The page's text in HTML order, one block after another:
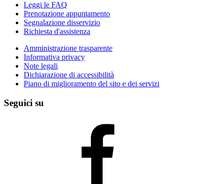
Leggi le FAQ
Prenotazione appuntamento
Segnalazione disservizio
Richiesta d'assistenza
Amministrazione trasparente
Informativa privacy
Note legali
Dichiarazione di accessibilità
Piano di miglioramento del sito e dei servizi
Seguici su